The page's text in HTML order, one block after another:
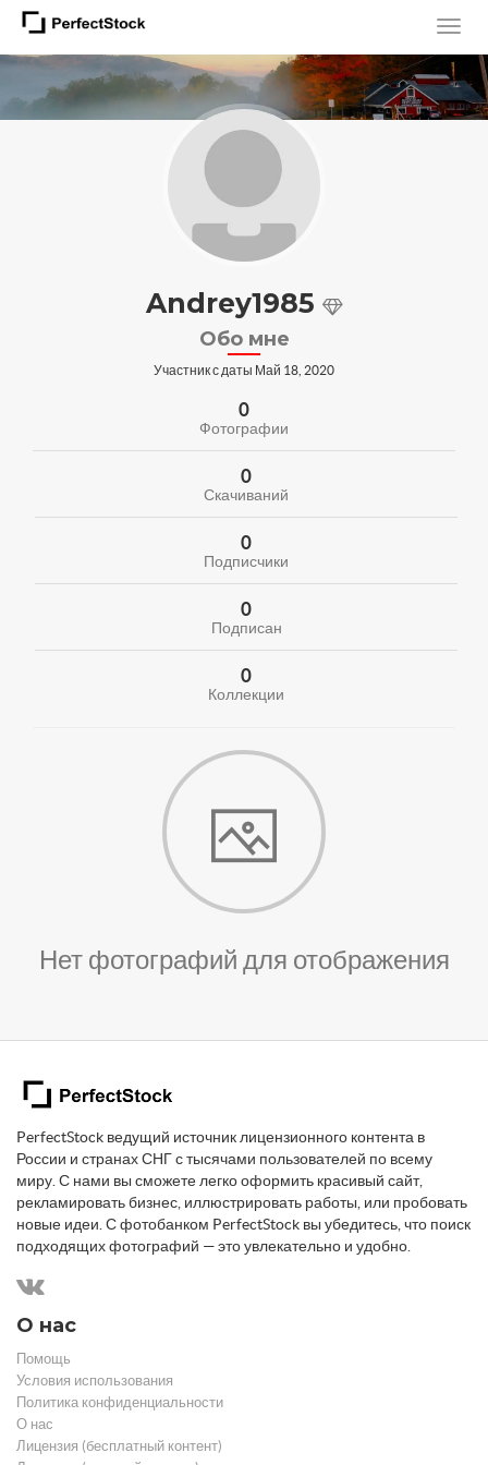
Andrey1985
Обо мне
Участник с даты Май 18, 2020
0
Фотографии
0
Скачиваний
0
Подписчики
0
Подписан
0
Коллекции
Нет фотографий для отображения
PerfectStock ведущий источник лицензионного контента в
России и странах СНГ с тысячами пользователей по всему
миру. С нами вы сможете легко оформить красивый сайт,
рекламировать бизнес, иллюстрировать работы, или пробовать
новые идеи. С фотобанком PerfectStock вы убедитесь, что поиск
подходящих фотографий — это увлекательно и удобно.
О нас
Помощь
Условия использования
Политика конфиденциальности
О нас
Лицензия (бесплатный контент)